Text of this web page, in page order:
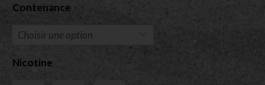
Contenance
Nicotine